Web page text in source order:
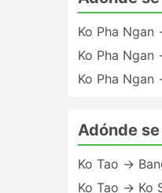
Ko Pha Ngan
Ko Pha
Ko Pha Ngan
Adónde
Ko Tao →
Ko Tao → Ko